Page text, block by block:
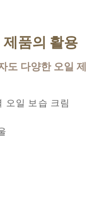
품의 활용
도 다양한 오일 제
오일 보습 크림